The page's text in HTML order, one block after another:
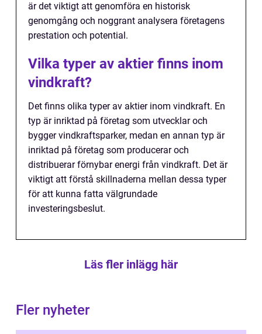
är det viktigt att genomföra en historisk
genomgång och noggrant analysera företagens
prestation och potential.
Vilka typer av aktier finns inom
vindkraft?
Det finns olika typer av aktier inom vindkraft. En
typ är inriktad på företag som utvecklar och
bygger vindkraftsparker, medan en annan typ är
inriktad på företag som producerar och
distribuerar förnybar energi från vindkraft. Det är
viktigt att förstå skillnaderna mellan dessa typer
för att kunna fatta välgrundade
investeringsbeslut.
Läs fler inlägg här
Fler nyheter